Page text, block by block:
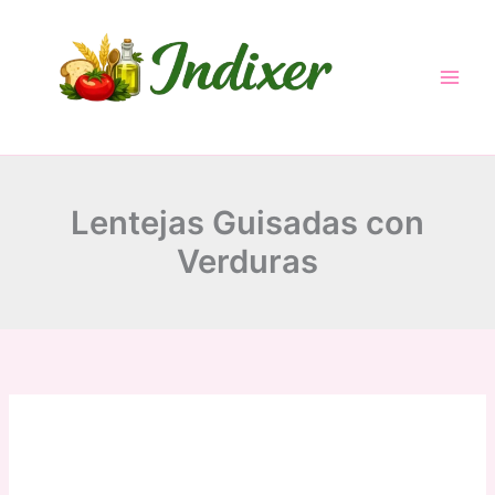
Lentejas Guisadas con
Verduras